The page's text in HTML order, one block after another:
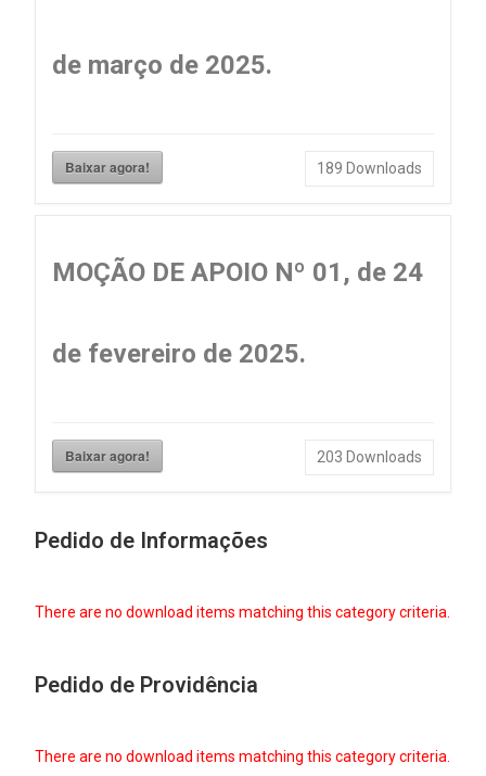
de março de 2025.
Baixar agora! 189 Downloads
MOÇÃO DE APOIO Nº 01, de 24
de fevereiro de 2025.
Baixar agora! 203 Downloads
Pedido de Informações
There are no download items matching this category criteria.
Pedido de Providência
There are no download items matching this category criteria.